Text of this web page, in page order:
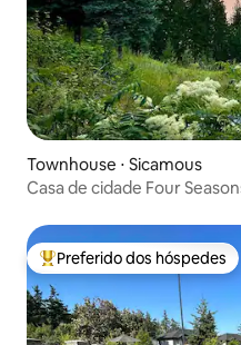
Townhouse ⋅ Sicamous
Casa de cidade Four
Entre os melhores
Preferido dos hóspedes